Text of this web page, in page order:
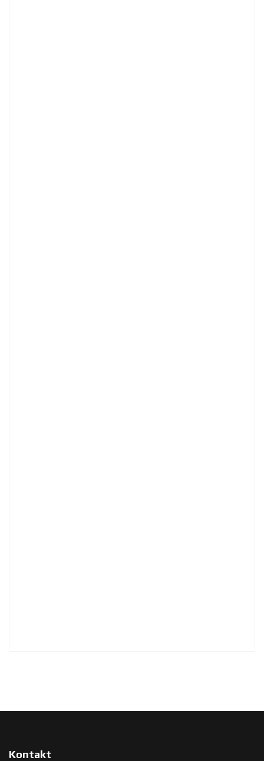
Kontakt